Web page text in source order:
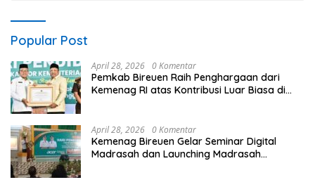
Popular Post
April 28, 2026 0 Komentar
Pemkab Bireuen Raih Penghargaan dari
Kemenag RI atas Kontribusi Luar Biasa di
April 28, 2026 0 Komentar
Kemenag Bireuen Gelar Seminar Digital
Madrasah dan Launching Madrasah